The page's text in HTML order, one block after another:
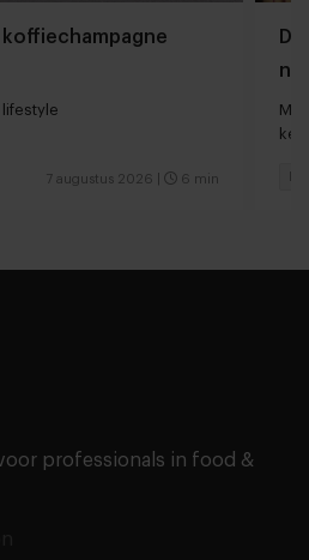
lifestyle
7 augustus 2026 6 min
professionals in food &